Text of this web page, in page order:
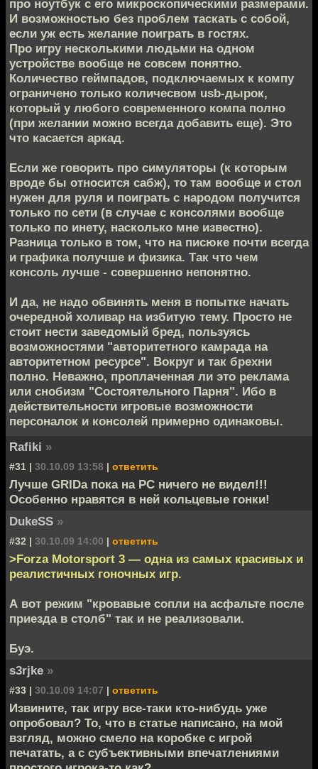
про ноутбук с его микроскопическими размерами.
И возможностью без проблем таскать с собой,
если уж есть желание поиграть в гостях.
Про игру несколькими людьми на одном
устройстве вообще не совсем понятно.
Количество геймпадов, подключаемых к компу
ограничено только количесвом usb-дырок,
который у любого современного компа полно
(при желании можно всегда добавить еще). Это
что касается аркад.
Если же говорить про симуляторы (к которым
вроде бы относится сабж), то там вообще и стол
нужен для руля и поиграть с народом получится
только по сети (в случае с консолями вообще
только по инету, насколько мне известно).
Разница только в том, что на писюке почти всегда
и графика получше и физика. Так что чем
консоль лучше - совершенно непонятно.
И да, не надо обвинять меня в попытке начать
очередной холивар на избитую тему. Просто не
стоит нести заведомый бред, пользуясь
возможностями "авторитетного камрада на
авторитетном ресурсе". Вокруг и так брехни
полно. Неважно, проплаченная ли это реклама
или снобизм "Состоятельного Парня". Ибо в
действительности игровые возможности
персоналок и консолей примерно одинаковы.
Rafiki »
#31 | 30.10.09 13:58 | ответить
Лучше GRIDа пока на PC ничего не видел!!!
Особенно нравятся в ней кольцевые гонки!
DukeSS »
#32 | 30.10.09 14:00 | ответить
>Forza Motorsport 3 — одна из самых красивых и
реалистичных гоночных игр.
А вот режим "кровавые сопли на асфальте после
приезда в столб" так и не реализовали.
Буэ.
s3rjke »
#33 | 30.10.09 14:07 | ответить
Извините, так игру все-таки кто-нибудь уже
опробовал? То, что в статье написано, на мой
взгляд, можно смело на коробке с игрой
печатать, а с субъективными впечатлениями